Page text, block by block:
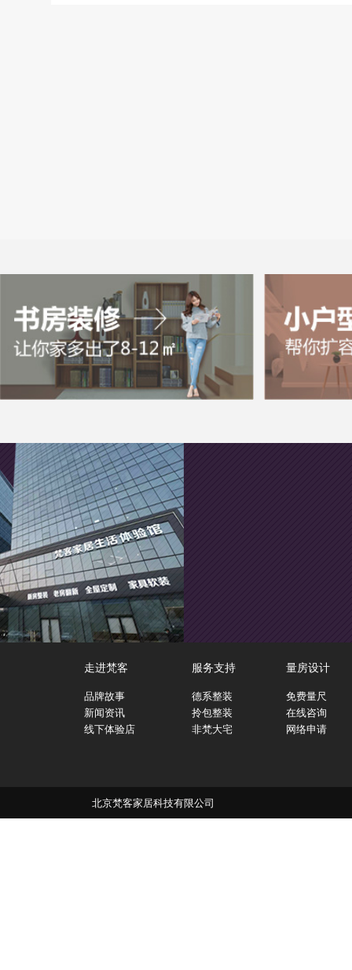
走进梵客
品牌故事
新闻资讯
线下体验店
服务支持
德系整装
拎包整装
非梵大宅
量房设计
免费量尺
在线咨询
网络申请
北京梵客家居科技有限公司